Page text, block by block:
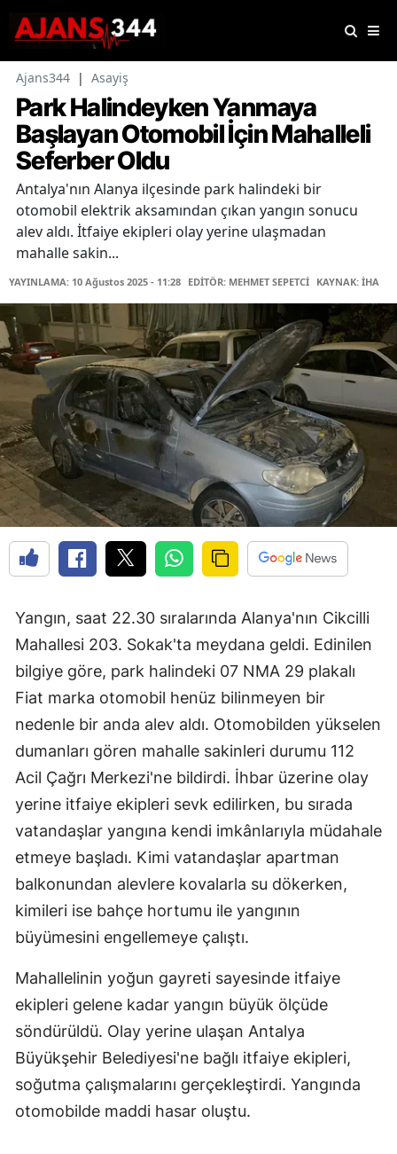
Ajans344 | Asayiş
Park Halindeyken Yanmaya
Başlayan Otomobil İçin Mahalleli
Seferber Oldu
Antalya'nın Alanya ilçesinde park halindeki bir
otomobil elektrik aksamından çıkan yangın sonucu
alev aldı. İtfaiye ekipleri olay yerine ulaşmadan
mahalle sakin...
YAYINLAMA: 10 Ağustos 2025 - 11:28 EDİTÖR: MEHMET SEPETCİ KAYNAK: İHA
Yangın, saat 22.30 sıralarında Alanya'nın Cikcilli
Mahallesi 203. Sokak'ta meydana geldi. Edinilen
bilgiye göre, park halindeki 07 NMA 29 plakalı
Fiat marka otomobil henüz bilinmeyen bir
nedenle bir anda alev aldı. Otomobilden yükselen
dumanları gören mahalle sakinleri durumu 112
Acil Çağrı Merkezi'ne bildirdi. İhbar üzerine olay
yerine itfaiye ekipleri sevk edilirken, bu sırada
vatandaşlar yangına kendi imkânlarıyla müdahale
etmeye başladı. Kimi vatandaşlar apartman
balkonundan alevlere kovalarla su dökerken,
kimileri ise bahçe hortumu ile yangının
büyümesini engellemeye çalıştı.
Mahallelinin yoğun gayreti sayesinde itfaiye
ekipleri gelene kadar yangın büyük ölçüde
söndürüldü. Olay yerine ulaşan Antalya
Büyükşehir Belediyesi'ne bağlı itfaiye ekipleri,
soğutma çalışmalarını gerçekleştirdi. Yangında
otomobilde maddi hasar oluştu.